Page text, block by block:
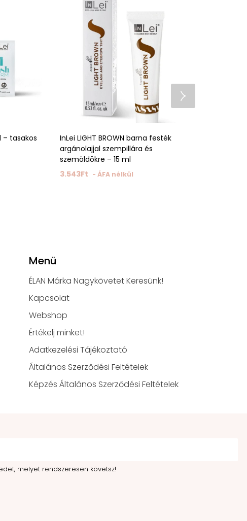
– tasakos
InLei LIGHT BROWN barna festék
argánolajjal szempillára és
szemöldökre – 15 ml
3.543Ft - ÁFA nélkül
Menü
ÉLAN Márka Nagykövetet Keresünk!
Kapcsolat
Webshop
Értékelj minket!
Adatkezelési Tájékoztató
Általános Szerződési Feltételek
Képzés Általános Szerződési Feltételek
melyet rendszeresen követsz!